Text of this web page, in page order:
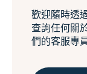
歡迎隨時透
查詢任何關
們的客服專